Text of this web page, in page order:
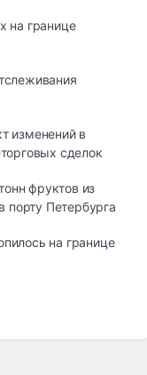
на границе
изменений в
сделок
фруктов из
Петербурга
на границе